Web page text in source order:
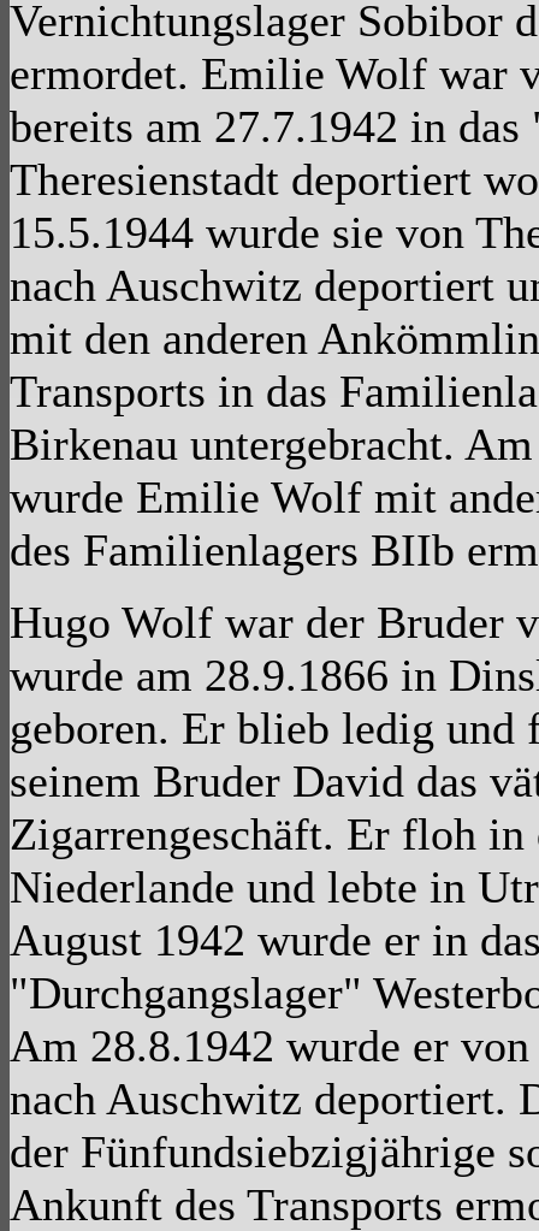
Vernichtungslager Sobibor
ermordet. Emilie Wolf war
bereits am 27.7.1942 in
Theresienstadt deportiert
15.5.1944 wurde sie von
nach Auschwitz deportiert
mit den anderen
Transports in das
Birkenau untergebracht.
wurde Emilie Wolf mit
des Familienlagers BIIb
Hugo Wolf war der Bruder
wurde am 28.9.1866 in
geboren. Er blieb ledig und
seinem Bruder David das
Zigarrengeschäft. Er floh in
Niederlande und lebte in
August 1942 wurde er in
"Durchgangslager"
Am 28.8.1942 wurde er
nach Auschwitz deportiert.
der Fünfundsiebzigjährige
Ankunft des Transports